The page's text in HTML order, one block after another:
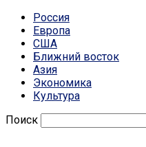
Россия
Европа
США
Ближний восток
Азия
Экономика
Культура
Поиск